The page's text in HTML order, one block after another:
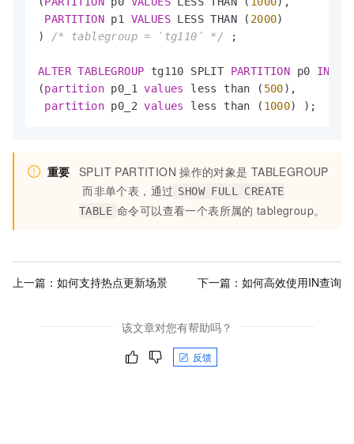
PARTITION p1 VALUES LESS THAN ( 2000)
)
/* tablegroup = `tg110` */ ;
ALTER TABLEGROUP tg110 SPLIT PARTITION p0 INTO
(partition p0_1 values less than ( 500),
partition p0_2 values less than ( 1000) );
重要 SPLIT PARTITION 操作的对象是 TABLEGROUP
而非单个表，通过 SHOW FULL CREATE
TABLE 命令可以查看一个表所属的 tablegroup。
上一篇： 如何支持热点更新场景 下一篇： 如何高效使用IN查询
该文章对您有帮助吗？
反馈